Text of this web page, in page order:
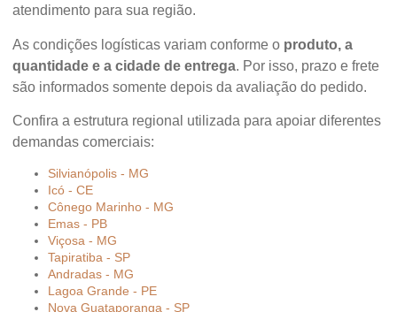
atendimento para sua região.
As condições logísticas variam conforme o produto, a
quantidade e a cidade de entrega. Por isso, prazo e frete
são informados somente depois da avaliação do pedido.
Confira a estrutura regional utilizada para apoiar diferentes
demandas comerciais:
Silvianópolis - MG
Icó - CE
Cônego Marinho - MG
Emas - PB
Viçosa - MG
Tapiratiba - SP
Andradas - MG
Lagoa Grande - PE
Nova Guataporanga - SP